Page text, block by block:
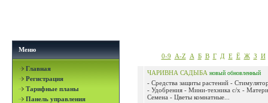
Меню
Главная
Регистрация
Тарифные планы
Панель управления
0-9 A-Z А Б В Г Д Е Ё Ж З И
ЧАРИВНА САДЫБА новый обновленный
- Средства защиты растений -
- Удобрения - Мини-техника с/х -
Семена - Цветы комнатные...